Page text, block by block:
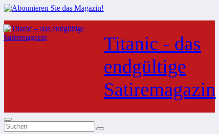
Zum
Inhalt
springen
Titanic - das
endgültige
Satiremagazin